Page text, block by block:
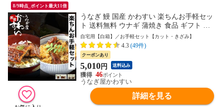
8/9時点_ポイント最大11倍
うなぎ 鰻 国産 かわすい 楽ちんお手軽セッ
ト 送料無料 ウナギ 蒲焼き 食品 ギフト 誕
生日プレゼント 母親 父親 お取り寄せ グル
メ 海鮮 人気 おすすめ 内祝 食べ物 【のし
対応可】
自宅用【白箱】／お手軽セット【カット・きざみ】
4.3 (49件)
クーポンあり
5,010円 送料込み
46
うなぎ屋かわすい
詳細を見る